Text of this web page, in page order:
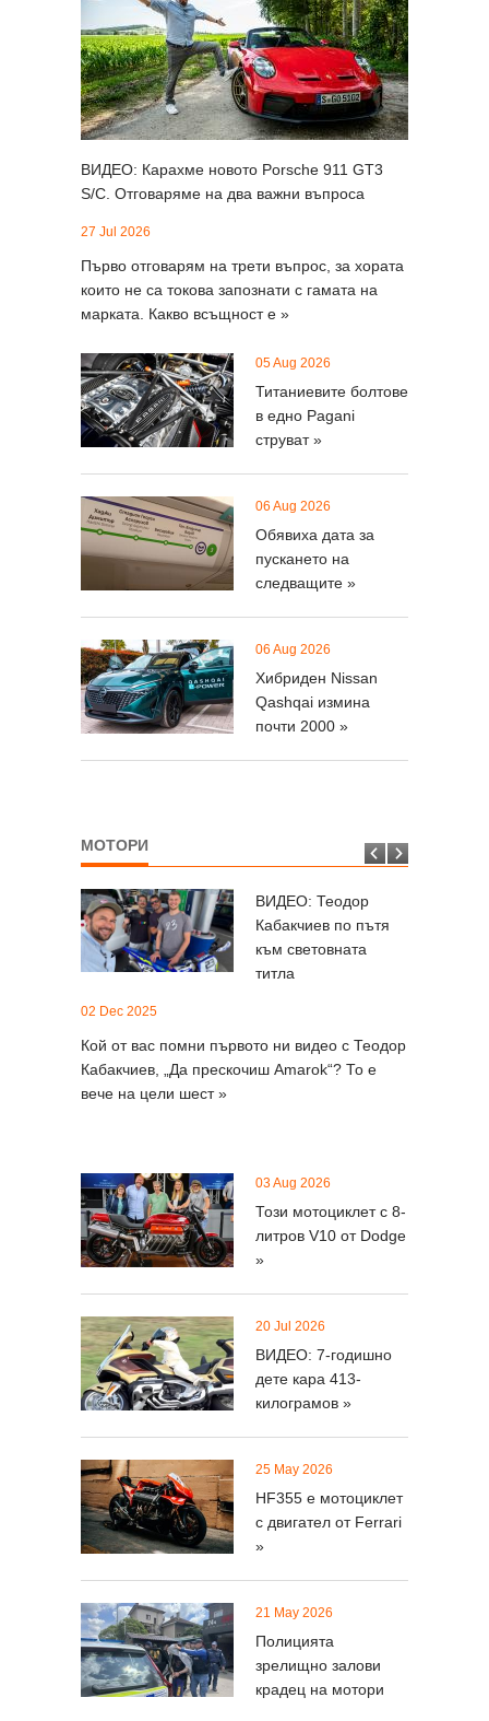
ВИДЕО: Карахме новото Porsche 911 GT3
S/C. Oтговаряме на два важни въпроса
27 Jul 2026
Първо отговарям на трети въпрос, за хората
които не са токова запознати с гамата на
марката. Какво всъщност е »
05 Aug 2026
Титаниевите болтове
в едно Pagani
струват »
06 Aug 2026
Обявиха дата за
пускането на
следващите »
06 Aug 2026
Хибриден Nissan
Qashqai измина
почти 2000 »
производството на
най-големия »
06 Aug 2026
06 Aug 2026
„Лято на паветата“
шофьори »
06 Aug 2026
ЕС забранява Waze
да ни
предупреждава »
05 Aug 2026
Предлагат “Струма”
извън Кресненското
»
05 Aug 2026
Новото Audi Q9
проектира мигачите
МОТОРИ
ВИДЕО: Теодор
Кабакчиев по пътя
към световната
титла
02 Dec 2025
Кой от вас помни първото ни видео с Теодор
Кабакчиев, „Да прескочиш Amarok“? То е
вече на цели шест »
03 Aug 2026
Този мотоциклет с 8-
литров V10 от Dodge
»
20 Jul 2026
ВИДЕО: 7-годишно
дете кара 413-
килограмов »
25 May 2026
HF355 е мотоциклет
с двигател от Ferrari
»
21 May 2026
Полицията
зрелищно залови
крадец на мотори